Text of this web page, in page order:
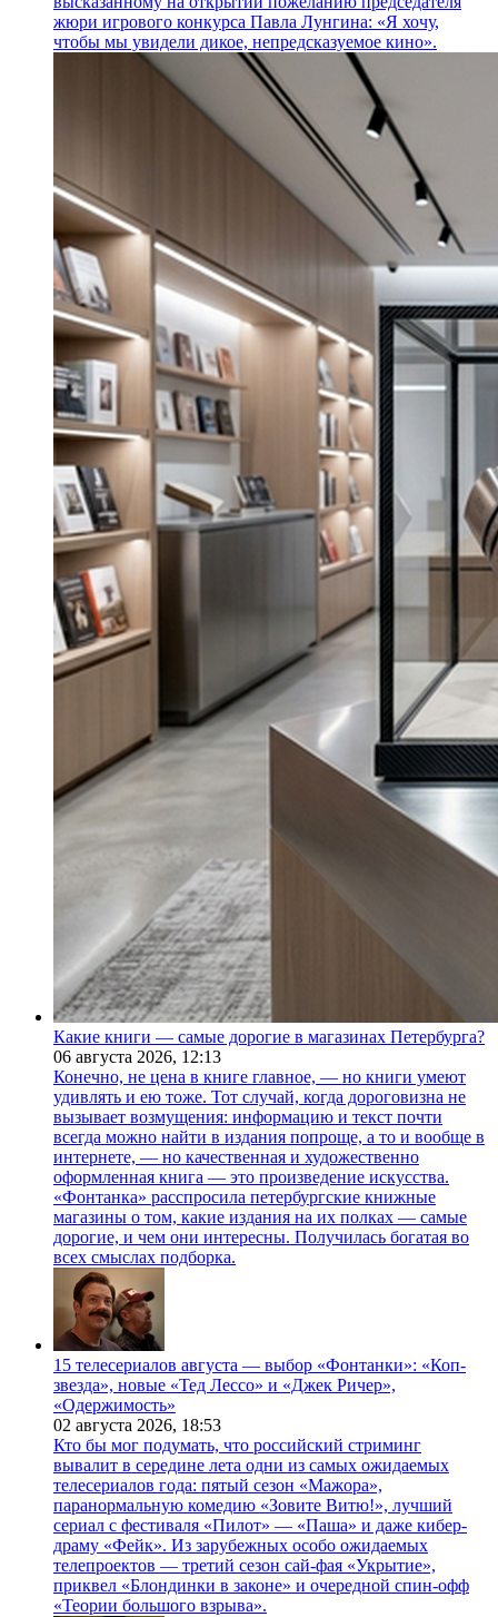
жюри игрового конкурса Павла Лунгина: «Я хочу,
чтобы мы увидели дикое, непредсказуемое кино».
Какие книги — самые дорогие в магазинах Петербурга?
06 августа 2026, 12:13
Конечно, не цена в книге главное, — но книги умеют
удивлять и ею тоже. Тот случай, когда дороговизна не
вызывает возмущения: информацию и текст почти
всегда можно найти в издания попроще, а то и вообще в
интернете, — но качественная и художественно
оформленная книга — это произведение искусства.
«Фонтанка» расспросила петербургские книжные
магазины о том, какие издания на их полках — самые
дорогие, и чем они интересны. Получилась богатая во
всех смыслах подборка.
15 телесериалов августа — выбор «Фонтанки»: «Коп-
звезда», новые «Тед Лессо» и «Джек Ричер»,
«Одержимость»
02 августа 2026, 18:53
Кто бы мог подумать, что российский стриминг
вывалит в середине лета одни из самых ожидаемых
телесериалов года: пятый сезон «Мажора»,
паранормальную комедию «Зовите Витю!», лучший
сериал с фестиваля «Пилот» — «Паша» и даже кибер-
драму «Фейк». Из зарубежных особо ожидаемых
телепроектов — третий сезон сай-фая «Укрытие»,
приквел «Блондинки в законе» и очередной спин-офф
«Теории большого взрыва».